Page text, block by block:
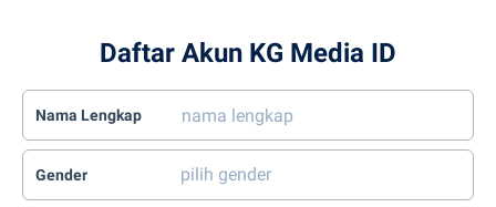
Daftar Akun KG Media ID
Nama Lengkap
Gender